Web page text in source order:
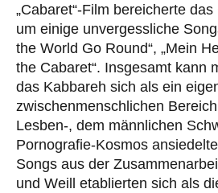
„Cabaret“-Film bereicherte
um einige unvergessliche
the World Go Round“, „Mein
the Cabaret“. Insgesamt kann
das Kabbareh sich als ein
zwischenmenschlichen
Lesben-, dem männlichen
Pornografie-Kosmos
Songs aus der
und Weill etablierten sich als